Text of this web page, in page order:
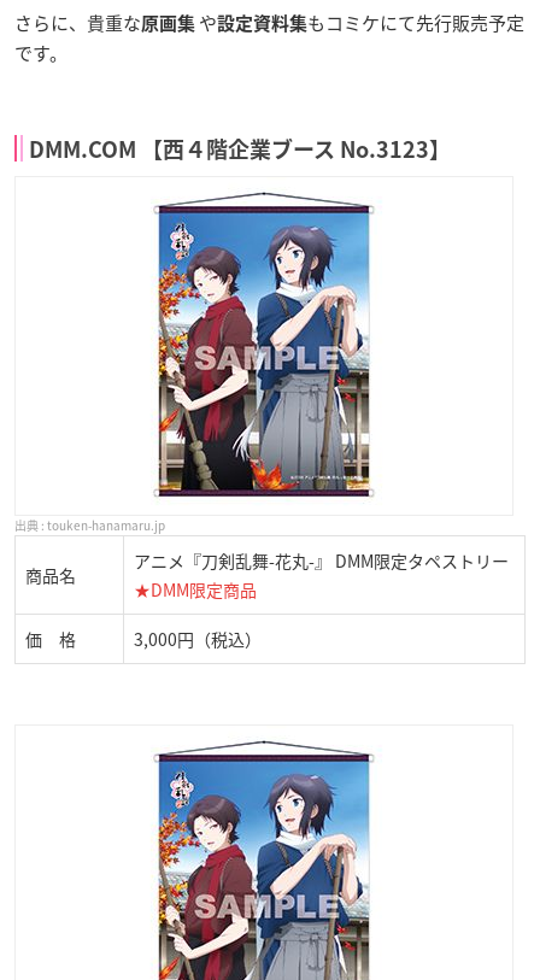
さらに、貴重な原画集 や設定資料集もコミケにて先行販売予定
です。
DMM.COM 【西４階企業ブース No.3123】
touken-hanamaru.jp
商品名
アニメ『刀剣乱舞-花丸-』 DMM限定タペストリー
★DMM限定商品
価 格 3,000円（税込）